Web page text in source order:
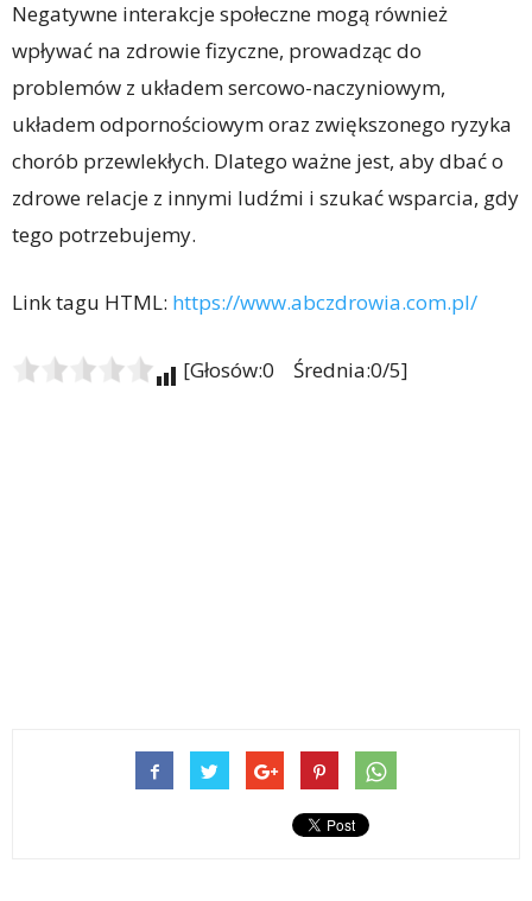
Negatywne interakcje społeczne mogą również
wpływać na zdrowie fizyczne, prowadząc do
problemów z układem sercowo-naczyniowym,
układem odpornościowym oraz zwiększonego ryzyka
chorób przewlekłych. Dlatego ważne jest, aby dbać o
zdrowe relacje z innymi ludźmi i szukać wsparcia, gdy
tego potrzebujemy.
Link tagu HTML: https://www.abczdrowia.com.pl/
[Głosów:0 Średnia:0/5]